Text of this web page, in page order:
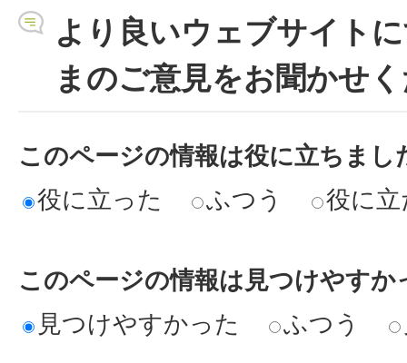
より良いウェブサイト
まのご意見をお聞かせ
このページの情報は役に立ちまし
役に立った
ふつう 役に
このページの情報は見つけやすか
見つけやすかった
ふつう